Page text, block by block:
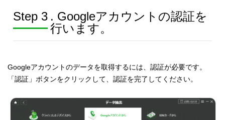
Step 3 . Googleアカウントの認証を
行います。
Googleアカウントのデータを取得するには、認証が必要です。
「認証」ボタンをクリックして、認証を完了してください。